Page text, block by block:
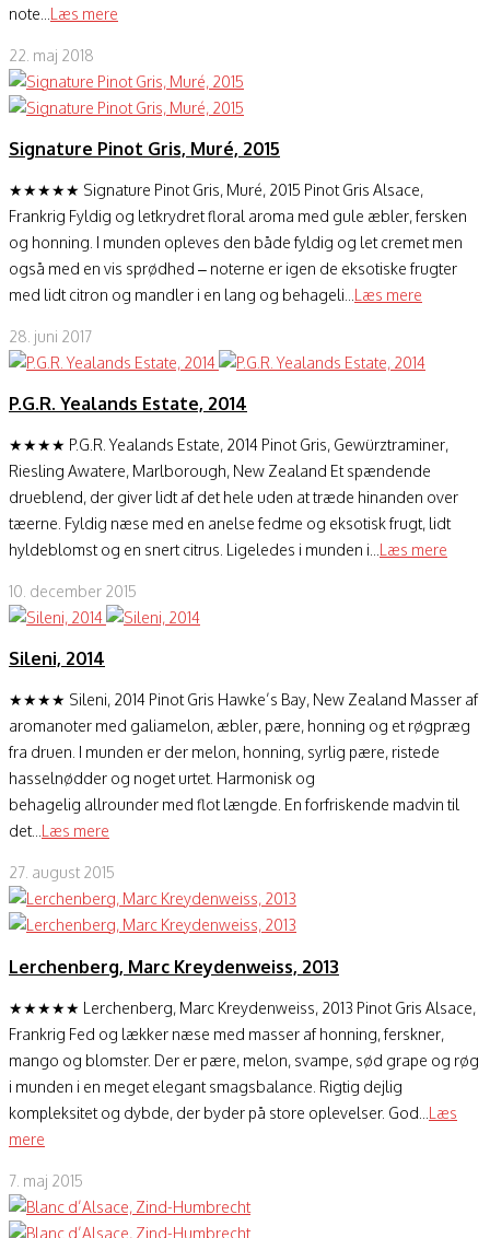
note... Læs mere
22. maj 2018
Signature Pinot Gris, Muré, 2015
★★★★★ Signature Pinot Gris, Muré, 2015 Pinot Gris Alsace,
Frankrig Fyldig og letkrydret floral aroma med gule æbler, fersken
og honning. I munden opleves den både fyldig og let cremet men
også med en vis sprødhed – noterne er igen de eksotiske frugter
med lidt citron og mandler i en lang og behageli... Læs mere
28. juni 2017
P.G.R. Yealands Estate, 2014
★★★★ P.G.R. Yealands Estate, 2014 Pinot Gris, Gewürztraminer,
Riesling Awatere, Marlborough, New Zealand Et spændende
drueblend, der giver lidt af det hele uden at træde hinanden over
tæerne. Fyldig næse med en anelse fedme og eksotisk frugt, lidt
hyldeblomst og en snert citrus. Ligeledes i munden i... Læs mere
10. december 2015
Sileni, 2014
★★★★ Sileni, 2014 Pinot Gris Hawke’s Bay, New Zealand Masser af
aromanoter med galiamelon, æbler, pære, honning og et røgpræg
fra druen. I munden er der melon, honning, syrlig pære, ristede
hasselnødder og noget urtet. Harmonisk og
behagelig allrounder med flot længde. En forfriskende madvin til
det...Læs mere
27. august 2015
Lerchenberg, Marc Kreydenweiss, 2013
★★★★★ Lerchenberg, Marc Kreydenweiss, 2013 Pinot Gris Alsace,
Frankrig Fed og lækker næse med masser af honning, ferskner,
mango og blomster. Der er pære, melon, svampe, sød grape og røg
i munden i en meget elegant smagsbalance. Rigtig dejlig
kompleksitet og dybde, der byder på store oplevelser. God... Læs
mere
7. maj 2015